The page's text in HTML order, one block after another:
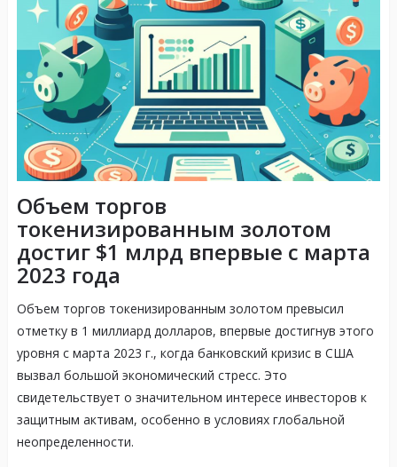
Объем торгов
токенизированным золотом
достиг $1 млрд впервые с марта
2023 года
Объем торгов токенизированным золотом превысил
отметку в 1 миллиард долларов, впервые достигнув этого
уровня с марта 2023 г., когда банковский кризис в США
вызвал большой экономический стресс. Это
свидетельствует о значительном интересе инвесторов к
защитным активам, особенно в условиях глобальной
неопределенности.